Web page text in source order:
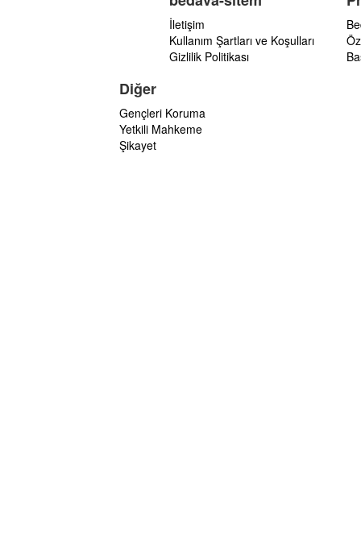
İletişim
Kullanım Şartları ve Koşulları
Gizlilik Politikası
Diğer
Gençleri Koruma
Yetkili Mahkeme
Şikayet